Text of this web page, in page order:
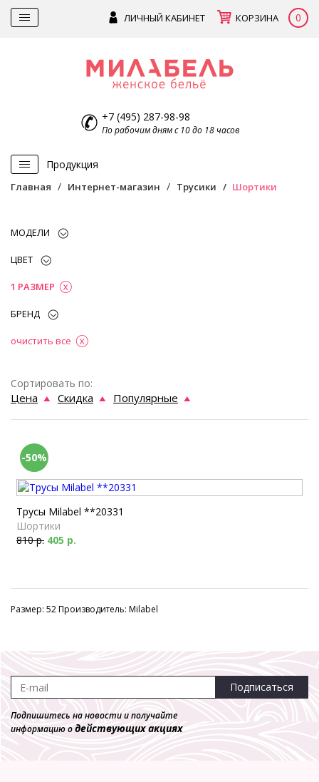
ЛИЧНЫЙ КАБИНЕТ КОРЗИНА 0
+7 (495) 287-98-98
По рабочим дням с 10 до 18 часов
Продукция
Главная Интернет-магазин Трусики Шортики
МОДЕЛИ
ЦВЕТ
1 РАЗМЕР
БРЕНД
очистить все
Сортировать по:
Цена Скидка Популярные
-50%
Трусы Milabel **20331
Шортики
810 р. 405 р.
Размер: 52 Производитель: Milabel
Подписаться
Подпишитесь на новости и получайте
информацию одействующих акциях